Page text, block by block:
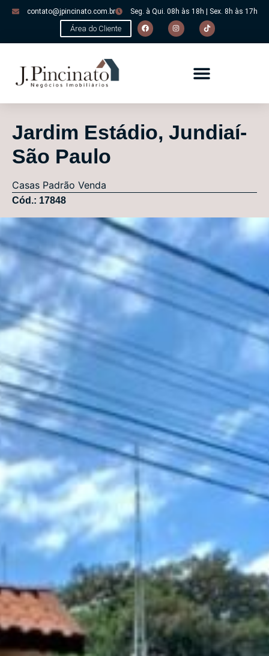
contato@jpincinato.com.br Seg. à Qui. 08h às 18h | Sex. 8h às 17h
Área do Cliente
Jardim Estádio, Jundiaí-
São Paulo
Casas Padrão Venda
Cód.: 17848